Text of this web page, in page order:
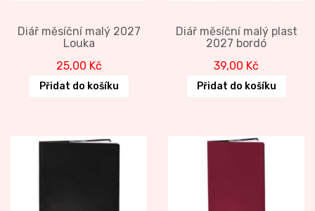
Diář měsíční malý 2027
Louka
25,00 Kč
Přidat do košíku
Diář měsíční malý plast
2027 bordó
39,00 Kč
Přidat do košíku